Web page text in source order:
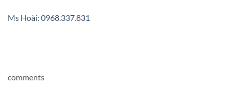
Ms Hoài: 0968.337.831
comments